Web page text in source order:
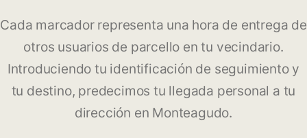
Cada marcador representa una hora de entrega de
otros usuarios de parcello en tu vecindario.
Introduciendo tu identificación de seguimiento y
tu destino, predecimos tu llegada personal a tu
dirección en Monteagudo.